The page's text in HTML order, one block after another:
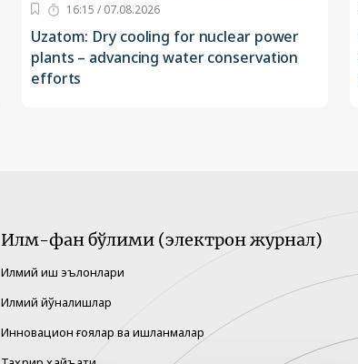
16:15 / 07.08.2026
Uzatom: Dry cooling for nuclear power
plants – advancing water conservation
efforts
Илм-фан бўлими (электрон журнал)
Илмий иш эълонлари
Илмий йўналишлар
Инновацион ғоялар ва ишланмалар